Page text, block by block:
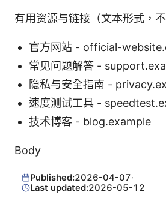
有用资源与链接（文本形式，不
官方网站 - official-
常见问题解答 -
隐私与安全指南 -
速度测试工具 -
技术博客 - blog.example
Body
Published:2026-04-07·
Last updated:2026-05-12